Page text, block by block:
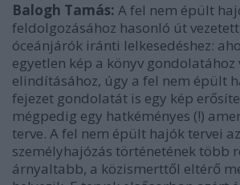
Balogh Tamás: A fel nem épült
feldolgozásához hasonló út
óceánjárók iránti lelkesedéshez:
egyetlen kép a könyv
elindításához, úgy a fel nem épült
fejezet gondolatát is egy kép
mégpedig egy hatkéményes (!)
terve. A fel nem épült hajók tervei
személyhajózás történetének több
árnyaltabb, a közismerttől eltérő